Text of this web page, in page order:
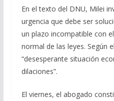
En el texto del DNU, Milei
urgencia que debe ser
un plazo incompatible con
normal de las leyes. Según
“desesperante situación
dilaciones”.
El viernes, el abogado